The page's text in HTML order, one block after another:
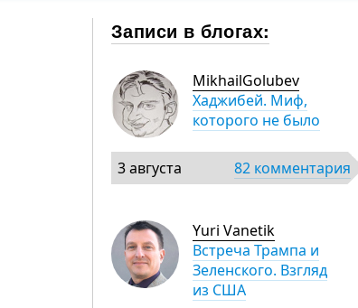
Записи в блогах:
MikhailGolubev
Хаджибей. Миф,
которого не было
3 августа 82 комментария
Yuri Vanetik
Встреча Трампа и
Зеленского. Взгляд
из США